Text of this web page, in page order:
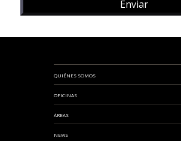
QUIÉNES SOMOS
OFICINAS
ÁREAS
NEWS